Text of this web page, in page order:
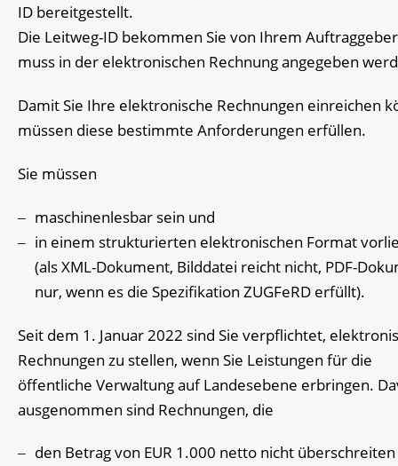
ID bereitgestellt.
Die Leitweg-ID bekommen Sie von Ihrem
muss in der elektronischen Rechnung angegeben
Damit Sie Ihre elektronische Rechnungen einreichen
müssen diese bestimmte Anforderungen erfüllen.
Sie müssen
maschinenlesbar sein und
in einem strukturierten elektronischen Format
(als XML-Dokument, Bilddatei reicht nicht, PDF-
nur, wenn es die Spezifikation ZUGFeRD erfüllt).
Seit dem 1. Januar 2022 sind Sie verpflichtet,
Rechnungen zu stellen, wenn Sie Leistungen für die
öffentliche Verwaltung auf Landesebene erbringen.
ausgenommen sind Rechnungen, die
den Betrag von EUR 1.000 netto nicht